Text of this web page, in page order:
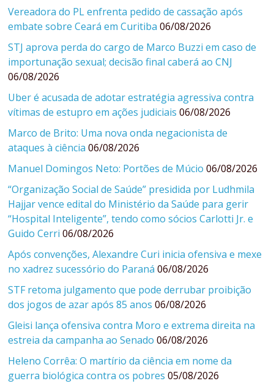
Vereadora do PL enfrenta pedido de cassação após
embate sobre Ceará em Curitiba 06/08/2026
STJ aprova perda do cargo de Marco Buzzi em caso de
importunação sexual; decisão final caberá ao CNJ
06/08/2026
Uber é acusada de adotar estratégia agressiva contra
vítimas de estupro em ações judiciais 06/08/2026
Marco de Brito: Uma nova onda negacionista de
ataques à ciência 06/08/2026
Manuel Domingos Neto: Portões de Múcio 06/08/2026
“Organização Social de Saúde” presidida por Ludhmila
Hajjar vence edital do Ministério da Saúde para gerir
“Hospital Inteligente”, tendo como sócios Carlotti Jr. e
Guido Cerri 06/08/2026
Após convenções, Alexandre Curi inicia ofensiva e mexe
no xadrez sucessório do Paraná 06/08/2026
STF retoma julgamento que pode derrubar proibição
dos jogos de azar após 85 anos 06/08/2026
Gleisi lança ofensiva contra Moro e extrema direita na
estreia da campanha ao Senado 06/08/2026
Heleno Corrêa: O martírio da ciência em nome da
guerra biológica contra os pobres 05/08/2026